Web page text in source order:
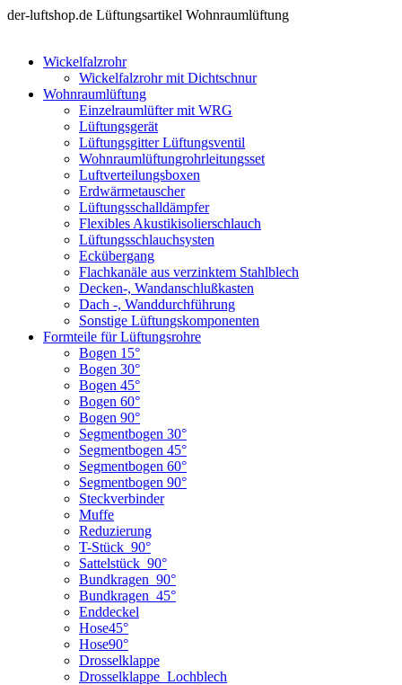
der-luftshop.de Lüftungsartikel Wohnraumlüftung
Wickelfalzrohr
Wickelfalzrohr mit Dichtschnur
Wohnraumlüftung
Einzelraumlüfter mit WRG
Lüftungsgerät
Lüftungsgitter Lüftungsventil
Wohnraumlüftungrohrleitungsset
Luftverteilungsboxen
Erdwärmetauscher
Lüftungsschalldämpfer
Flexibles Akustikisolierschlauch
Lüftungsschlauchsysten
Eckübergang
Flachkanäle aus verzinktem Stahlblech
Decken-, Wandanschlußkasten
Dach -, Wanddurchführung
Sonstige Lüftungskomponenten
Formteile für Lüftungsrohre
Bogen 15°
Bogen 30°
Bogen 45°
Bogen 60°
Bogen 90°
Segmentbogen 30°
Segmentbogen 45°
Segmentbogen 60°
Segmentbogen 90°
Steckverbinder
Muffe
Reduzierung
T-Stück_90°
Sattelstück_90°
Bundkragen_90°
Bundkragen_45°
Enddeckel
Hose45°
Hose90°
Drosselklappe
Drosselklappe_Lochblech